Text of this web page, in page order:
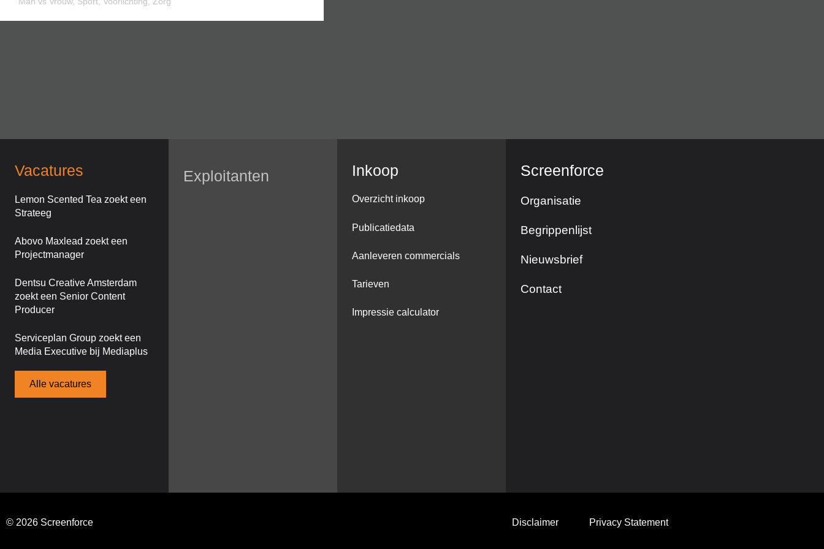
Vacatures
Lemon Scented Tea zoekt een
Strateeg
Abovo Maxlead zoekt een
Projectmanager
Dentsu Creative Amsterdam
zoekt een Senior Content
Producer
Serviceplan Group zoekt een
Media Executive bij Mediaplus
Alle vacatures
Exploitanten Inkoop
Overzicht inkoop
Publicatiedata
Aanleveren commercials
Tarieven
Impressie calculator
Screenforce
Organisatie
Begrippenlijst
Nieuwsbrief
Contact
© 2026 Screenforce Disclaimer Privacy Statement